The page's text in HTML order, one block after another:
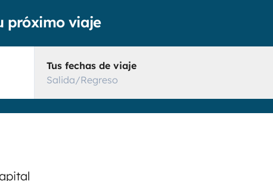
próximo viaje
Tus fechas de viaje
Salida/Regreso